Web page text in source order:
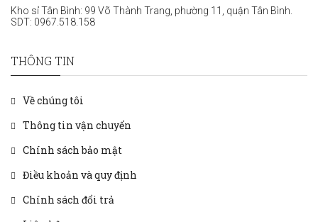
Kho sỉ Tân Bình: 99 Võ Thành Trang, phường 11, quận Tân Bình.
SDT: 0967.518.158
THÔNG TIN
Về chúng tôi
Thông tin vận chuyển
Chính sách bảo mật
Điều khoản và quy định
Chính sách đổi trả